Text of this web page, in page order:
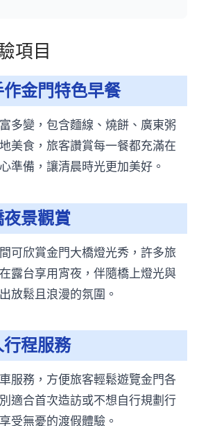
項目
金門特色早餐
多變，包含麵線、燒餅、廣東粥
美食，旅客讚賞每一餐都充滿在
準備，讓清晨時光更加美好。
景觀賞
可欣賞金門大橋燈光秀，許多旅
露台享用宵夜，伴隨橋上燈光與
放鬆且浪漫的氛圍。
程服務
服務，方便旅客輕鬆遊覽金門各
適合首次造訪或不想自行規劃行
受無憂的渡假體驗。